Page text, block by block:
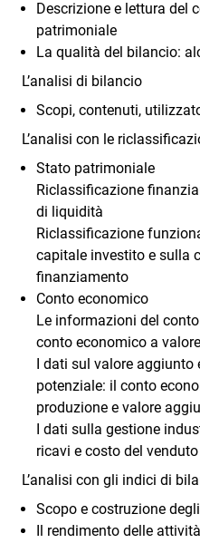
Descrizione e lettura del
patrimoniale
La qualità del bilancio:
L’analisi di bilancio
Scopi, contenuti,
L’analisi con le
Stato patrimoniale
Riclassificazione
di liquidità
Riclassificazione
capitale investito e sulla
finanziamento
Conto economico
Le informazioni del
conto economico a
I dati sul valore aggiunto
potenziale: il conto
produzione e valore
I dati sulla gestione
ricavi e costo del venduto
L’analisi con gli indici di
Scopo e costruzione
Il rendimento delle